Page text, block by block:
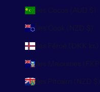
Îles Cocos (AUD $)
Îles Cook (NZD $)
Îles Féroé (DKK kr.)
Îles Pitcairn (NZD $)